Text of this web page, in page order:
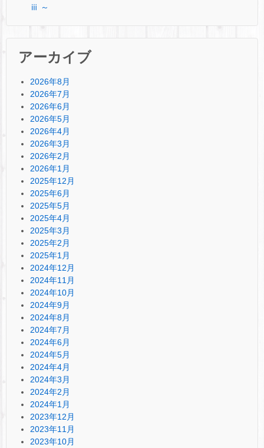
ⅲ ～
アーカイブ
2026年8月
2026年7月
2026年6月
2026年5月
2026年4月
2026年3月
2026年2月
2026年1月
2025年12月
2025年6月
2025年5月
2025年4月
2025年3月
2025年2月
2025年1月
2024年12月
2024年11月
2024年10月
2024年9月
2024年8月
2024年7月
2024年6月
2024年5月
2024年4月
2024年3月
2024年2月
2024年1月
2023年12月
2023年11月
2023年10月